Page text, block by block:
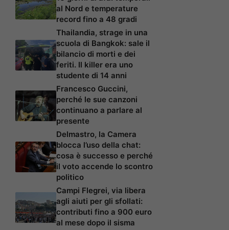
al Nord e temperature
record fino a 48 gradi
Thailandia, strage in una
scuola di Bangkok: sale il
bilancio di morti e dei
feriti. Il killer era uno
studente di 14 anni
Francesco Guccini,
perché le sue canzoni
continuano a parlare al
presente
Delmastro, la Camera
blocca l’uso della chat:
cosa è successo e perché
il voto accende lo scontro
politico
Campi Flegrei, via libera
agli aiuti per gli sfollati:
contributi fino a 900 euro
al mese dopo il sisma